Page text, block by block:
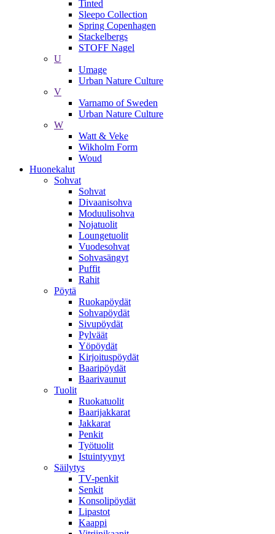
Tinted
Sleepo Collection
Spring Copenhagen
Stackelbergs
STOFF Nagel
U
Umage
Urban Nature Culture
V
Varnamo of Sweden
Urban Nature Culture
W
Watt & Veke
Wikholm Form
Woud
Huonekalut
Sohvat
Sohvat
Divaanisohva
Moduulisohva
Nojatuolit
Loungetuolit
Vuodesohvat
Sohvasängyt
Puffit
Rahit
Pöytä
Ruokapöydät
Sohvapöydät
Sivupöydät
Pylväät
Yöpöydät
Kirjoituspöydät
Baaripöydät
Baarivaunut
Tuolit
Ruokatuolit
Baarijakkarat
Jakkarat
Penkit
Työtuolit
Istuintyynyt
Säilytys
TV-penkit
Senkit
Konsolipöydät
Lipastot
Kaappi